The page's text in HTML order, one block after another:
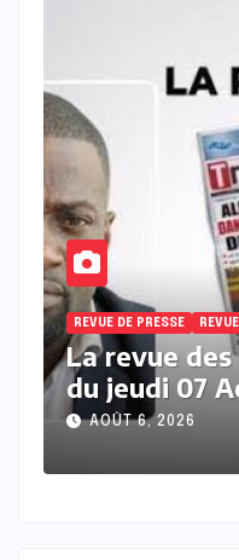
REVUE DE PRESSE
La revue
mercredi
AOÛT 5, 2026